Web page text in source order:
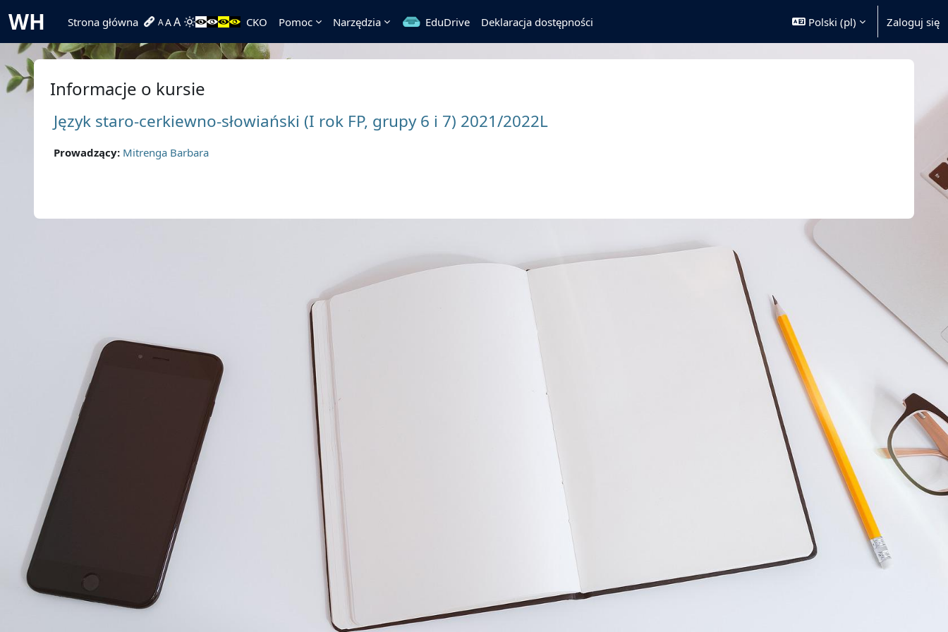
WH Strona główna AAA CKO Pomoc Narzędzia EduDrive Deklaracja dostępności Polski ‎(pl)‎ Zaloguj się
Informacje o kursie
Język staro-cerkiewno-słowiański (I rok FP, grupy 6 i 7) 2021/2022L
Prowadzący: Mitrenga Barbara